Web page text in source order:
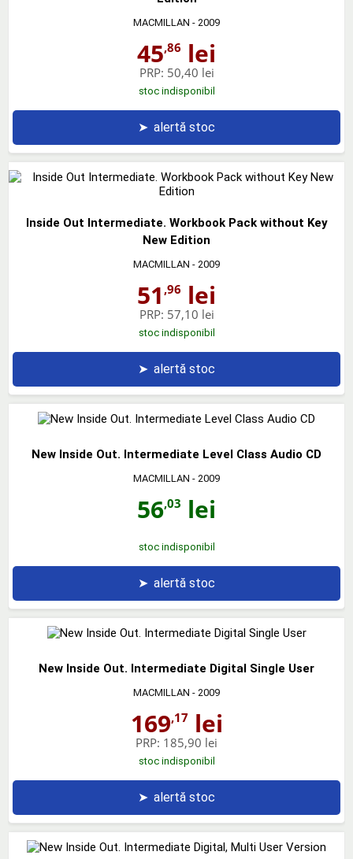
MACMILLAN - 2009
45,86 lei
PRP: 50,40 lei
stoc indisponibil
➤ alertă stoc
Inside Out Intermediate. Workbook Pack without Key
New Edition
MACMILLAN - 2009
51 ,96 lei
PRP: 57,10 lei
stoc indisponibil
➤ alertă stoc
New Inside Out. Intermediate Level Class Audio CD
MACMILLAN - 2009
56,03 lei
stoc indisponibil
➤ alertă stoc
New Inside Out. Intermediate Digital Single User
MACMILLAN - 2009
169,17lei
PRP: 185,90 lei
stoc indisponibil
➤ alertă stoc